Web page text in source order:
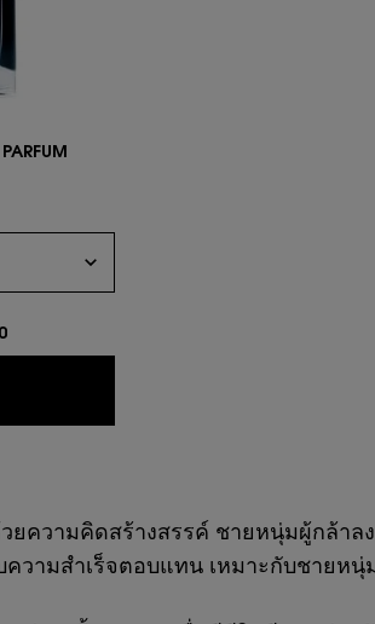
EAU DE PARFUM
ม่
ยความคิดสร้างสรรค์ ชายหนุ่มผู้กล้าล
ามสำเร็จตอบแทน เหมาะกับชายหนุ่